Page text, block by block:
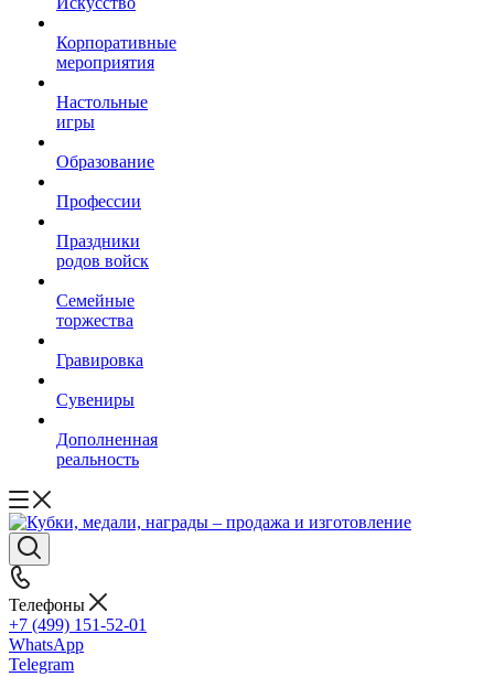
Корпоративные
мероприятия
Настольные
игры
Образование
Профессии
Праздники
родов войск
Семейные
торжества
Гравировка
Сувениры
Дополненная
реальность
Телефоны
+7 (499) 151-52-01
WhatsApp
Telegram